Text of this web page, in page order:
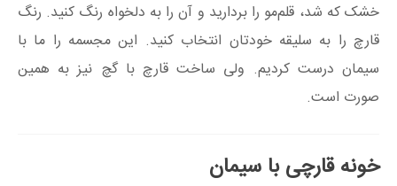
خشک که شد، قلم‌مو را بردارید و آن را به دلخواه رنگ کنید. رنگ
قارچ را به سلیقه خودتان انتخاب کنید. این مجسمه را ما با
سیمان درست کردیم. ولی ساخت قارچ با گچ نیز به همین
صورت است.
خونه قارچی با سیمان